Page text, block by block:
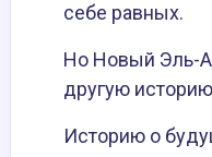
себе равных.
Но Новый Эль-
другую
Историю о